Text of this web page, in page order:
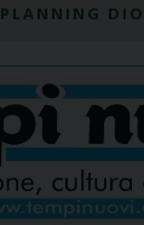
PLANNING